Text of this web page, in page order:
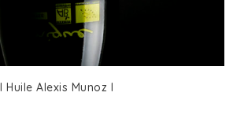
I Huile Alexis Munoz I